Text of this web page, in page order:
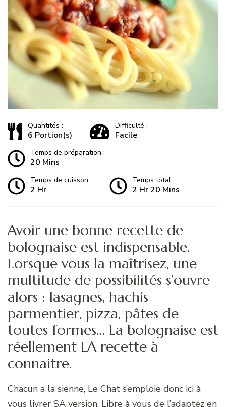
Quantités :
6 Portion(s)
Difficulté :
Facile
Temps de préparation :
20 Mins
Temps de cuisson :
2 Hr
Temps total :
2 Hr 20 Mins
Avoir une bonne recette de
bolognaise est indispensable.
Lorsque vous la maîtrisez, une
multitude de possibilités s’ouvre
alors : lasagnes, hachis
parmentier, pizza, pâtes de
toutes formes… La bolognaise est
réellement LA recette à
connaitre.
Chacun a la sienne, Le Chat s’emploie donc ici à
vous livrer SA version. Libre à vous de l’adaptez en